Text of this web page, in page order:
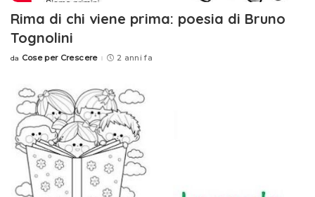
Rima di chi viene prima: poesia di Bruno
Tognolini
Posted
da Cose per Crescere 2 anni fa